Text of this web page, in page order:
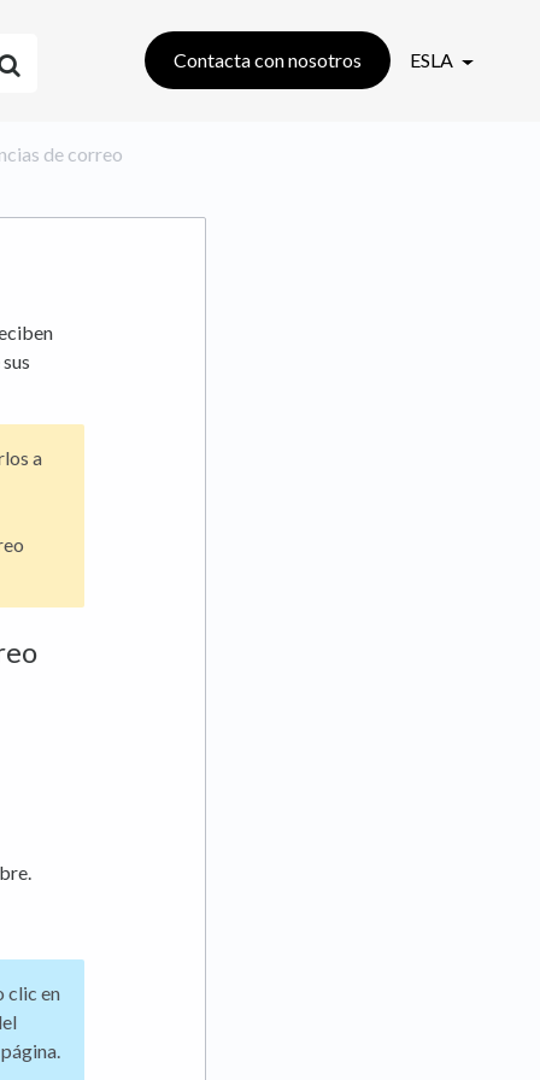
Contacta con nosotros ESLA
de correo
a
clic en